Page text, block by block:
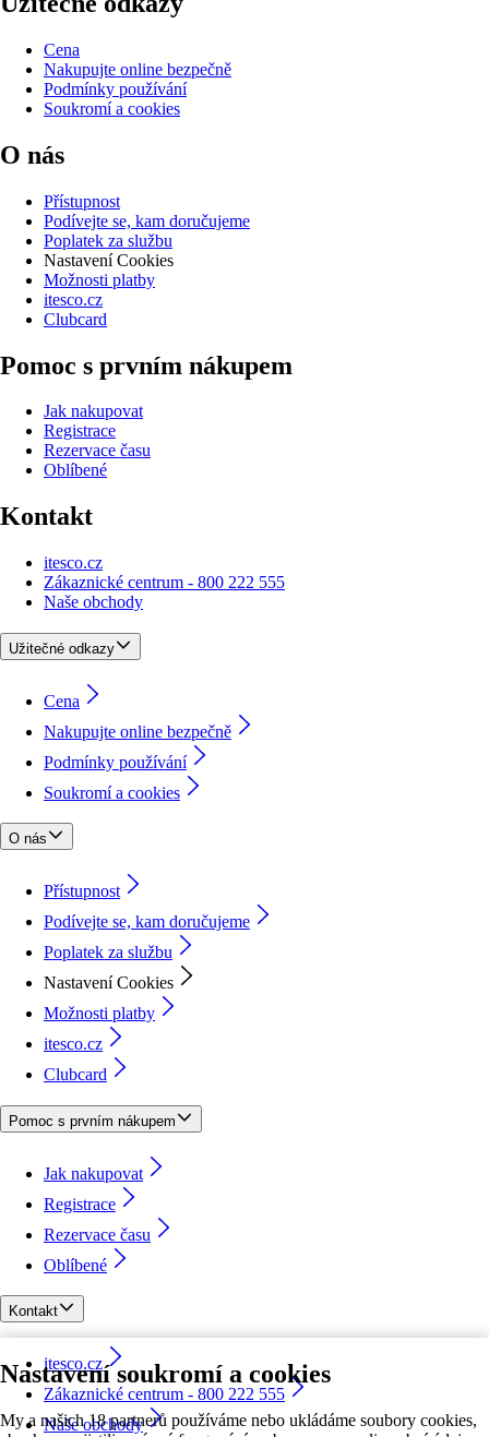
Nastavení soukromí a cookies
My a našich 18 partnerů používáme nebo ukládáme soubory cookies,
Cena
Nakupujte online bezpečně
Podmínky používání
Soukromí a cookies
O nás
Přístupnost
Podívejte se, kam doručujeme
Poplatek za službu
Nastavení Cookies
Možnosti platby
itesco.cz
Clubcard
Pomoc s prvním nákupem
Jak nakupovat
Registrace
Rezervace času
Oblíbené
Kontakt
itesco.cz
Zákaznické centrum - 800 222 555
Naše obchody
Užitečné odkazy
Cena
Nakupujte online bezpečně
Podmínky používání
Soukromí a cookies
O nás
Přístupnost
Podívejte se, kam doručujeme
Poplatek za službu
Nastavení Cookies
Možnosti platby
itesco.cz
Clubcard
Pomoc s prvním nákupem
Jak nakupovat
Registrace
Rezervace času
Oblíbené
Kontakt
itesco.cz
Zákaznické centrum - 800 222 555
Naše obchody